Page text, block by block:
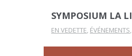
SYMPOSIUM LA
EN VEDETTE, ÉVÉNEMENTS,